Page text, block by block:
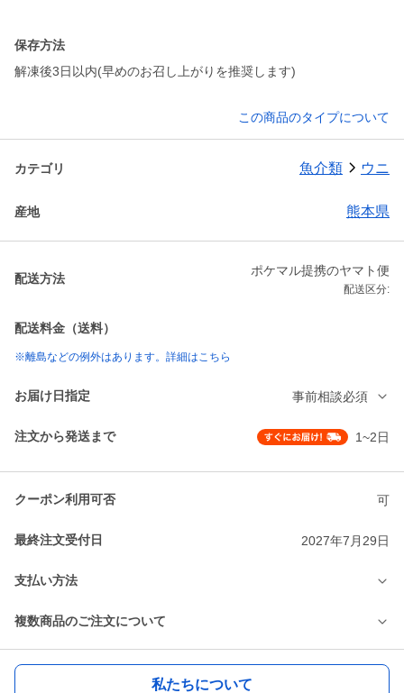
保存方法
解凍後3日以内(早めのお召し上がりを推奨します)
この商品のタイプについて
カテゴリ 魚介類 ウニ
産地 熊本県
配送方法
ポケマル提携のヤマト便
配送区分:
配送料金（送料）
※離島などの例外はあります。詳細はこちら
お届け日指定 事前相談必須
注文から発送まで 1~2日
クーポン利用可否 可
最終注文受付日 2027年7月29日
支払い方法
複数商品のご注文について
私たちについて